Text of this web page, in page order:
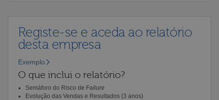
Registe-se e aceda ao relatório
desta empresa
Exemplo
O que inclui o relatório?
Semáforo do Risco de Failure
Evolução das Vendas e Resultados (3 anos)